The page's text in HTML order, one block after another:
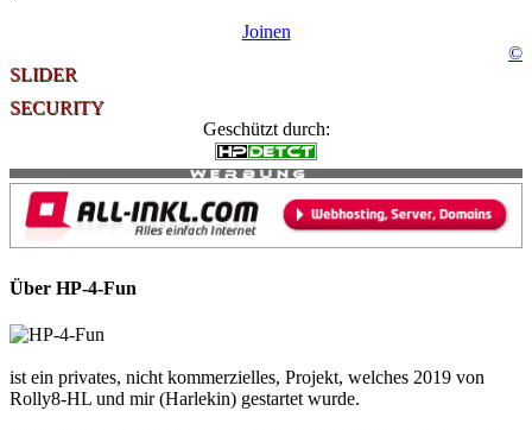
Joinen
©
SLIDER
SECURITY
Geschützt durch:
Über HP-4-Fun
ist ein privates, nicht kommerzielles, Projekt, welches 2019 von
Rolly8-HL und mir (Harlekin) gestartet wurde.